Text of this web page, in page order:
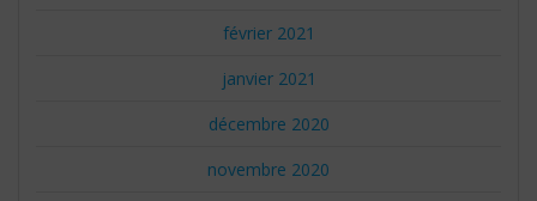
février 2021
janvier 2021
décembre 2020
novembre 2020